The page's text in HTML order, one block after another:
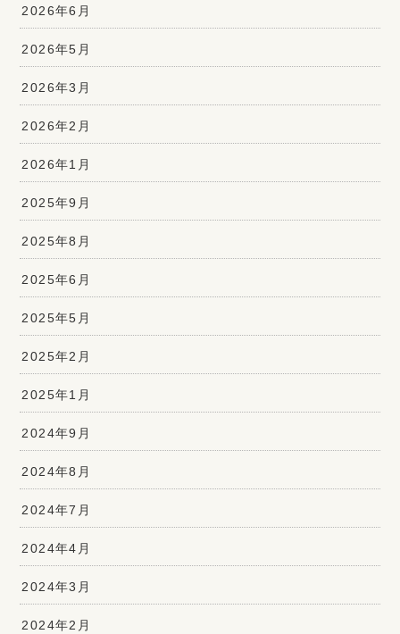
2026年6月
2026年5月
2026年3月
2026年2月
2026年1月
2025年9月
2025年8月
2025年6月
2025年5月
2025年2月
2025年1月
2024年9月
2024年8月
2024年7月
2024年4月
2024年3月
2024年2月